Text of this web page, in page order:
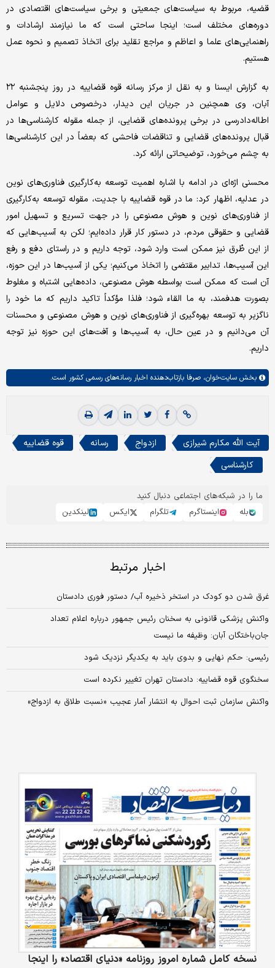
قضیه، مربوط به سیاست‌های جمعیتی و برخی سیاست‌های اقتصادی در
دوره‌های مختلف است؛ اینجا ساحتی است که ما نیازمند ارشادات و
راهنمایی‌های علما و اعاظم و مراجع تقلید برای اتخاذ تصمیم و نحوه عمل
هستیم.
به گزارش ایسنا و به نقل از مرکز رسانه قوه قضاییه در روز پنجشنبه ۲۲
آبان،‌ وی همچنین در جریان این دیدار، درخصوص دلایل و عوامل
اطاله‌دادرسی در برخی پرونده‌های قضایی، از جمله مقوله کارشناسی‌ها در
قبال پرونده‌های قضایی و تناقضات فاحشی که بعضاً در این کارشناسی‌ها
به چشم می‌خورد، توضیحاتی ارائه کرد.
محسنی اژه‌ای در ادامه با اشاره اهمیت توسعه به‌کارگیری فناوری‌های نوین
در عدلیه، اظهار کرد: ما در قوه قضاییه با جدیت، مقوله توسعه به‌کارگیری
از فناوری‌های نوین و هوش مصنوعی را در جهت تسریع و تسهیل امور
قضایی و حقوقی مردم، در دستور کار قرار داده‌ایم؛ لکن به آسیب‌هایی که
از این طُرق نیز ممکن است وارد شود، توجه داریم و در راستای دفع و رفع
این آسیب‌ها، تدابیر مقتضی را اتخاذ می‌کنیم؛ یکی از آسیب‌ها در این حوزه،
آن است که ممکن است بواسطه هوش مصنوعی، داده‌هایی اشتباه و مغلوط
بصورت هدفمند، به ما القاء شود؛ فلذا مؤکداً تاکید داریم که ما خود را
ناگزیر به توسعه بهره‌گیری از فناوری‌های نوین و هوش مصنوعی و محسنات
آن می‌دانیم و در عین حال، به آسیب‌ها و آفت‌های این حوزه نیز توجه
داریم.
بخش سایت‌خوان، صرفا بازتاب‌دهنده اخبار رسانه‌های رسمی کشور است.
آیت الله مکارم شیرازی ازدواج رسانه
قوه قضاییه
کارشناسی
ما را در شبکه‌های اجتماعی دنبال کنید
بله
اینستاگرم تلگرام ایکس لینکدین
اخبار مرتبط
غرق شدن دو کودک در استخر ذخیره آب/ دستور فوری دادستان
واکنش پزشکی قانونی به سخنان رئیس جمهور درباره اعلام تعداد
جان‌باختگان آبان: وظیفه ما نیست
رئیسی: حکم نهایی و بدوی باید به یکدیگر نزدیک شود
سخنگوی قوه قضاییه: دادستان تهران تغییر نکرده است
واکنش سازمان ثبت احوال به انتشار آمار عجیب «نسبت طلاق به ازدواج»
نسخه کامل شماره امروز روزنامه «دنیای‌ اقتصاد» را اینجا